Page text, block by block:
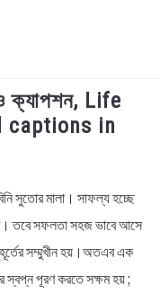
ক্যাপশন, Life
captions in
সুতোর মালা। সাফল্য হচ্ছে
তবে সফলতা সহজ ভাবে আসে
সম্মুখীন হয়।অতএব এক
স্বপ্ন পূরণ করতে সক্ষম হয় ;